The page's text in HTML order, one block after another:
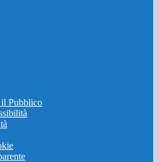
Pubblico